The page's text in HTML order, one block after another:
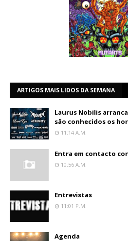
ARTIGOS MAIS LIDOS DA SEMANA
Laurus Nobilis
são conhecidos os
11:14 A.m.
Entra em contacto
10:56 A.m.
Entrevistas
11:01 P.m.
Agenda